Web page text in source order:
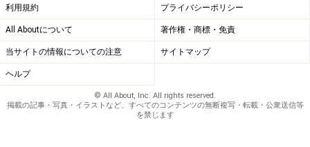
利用規約 プライバシーポリシー
All Aboutについて 著作権・商標・免責
当サイトの情報についての注意 サイトマップ
ヘルプ
© All About, Inc. All rights reserved.
掲載の記事・写真・イラストなど、すべてのコンテンツの無断複写・転載・公衆送信等
を禁じます